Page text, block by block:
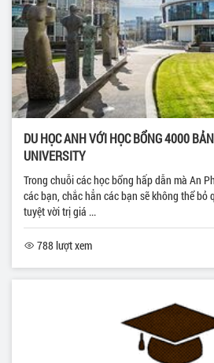
DU HỌC ANH VỚI HỌC BỔNG 4000
UNIVERSITY
Trong chuỗi các học bổng hấp dẫn mà An
các bạn, chắc hẳn các bạn sẽ không thể bỏ
tuyệt vời trị giá ...
788 lượt xem